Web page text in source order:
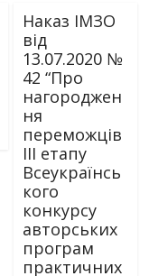
Наказ ІМЗО
від
13.07.2020 №
42 “Про
нагороджен
ня
переможців
ІІІ етапу
Всеукраїнсь
кого
конкурсу
авторських
програм
практичних